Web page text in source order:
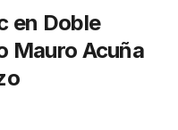
en Doble
Mauro Acuña